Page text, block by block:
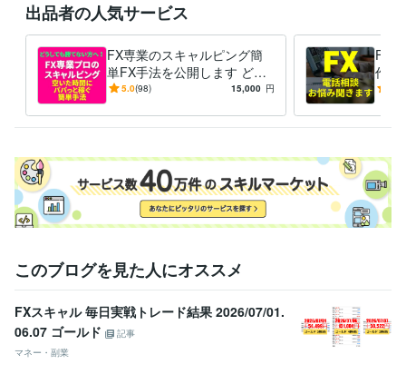
出品者の人気サービス
FX専業のスキャルピング簡
単FX手法を公開します どう
しても勝てない方へ！毎日実
5.0(98) 15,000 円
FX
作っ
相談
このブログを見た人にオススメ
FXスキャル 毎日実戦トレード結果 2026/07/01.
06.07 ゴールド
記事
マネー・副業